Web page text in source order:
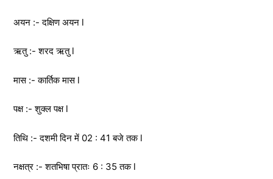
अयन :- दक्षिण अयन l
ऋतु :- शरद ऋतु l
मास :- कार्तिक मास l
पक्ष :- शुक्ल पक्ष l
तिथि :- दशमी दिन में 02 : 41 बजे तक l
नक्षत्र :- शतभिषा प्रातः 6 : 35 तक l